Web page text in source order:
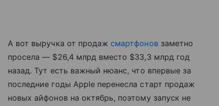
А вот выручка от продаж смартфонов заметно
просела — $26,4 млрд вместо $33,3 млрд год
назад. Тут есть важный нюанс, что впервые за
последние годы Apple перенесла старт продаж
новых айфонов на октябрь, поэтому запуск не